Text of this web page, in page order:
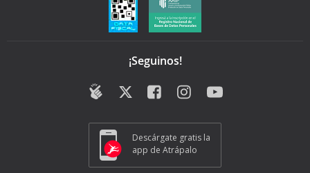
¡Seguinos!
Descárgate gratis la
app de Atrápalo